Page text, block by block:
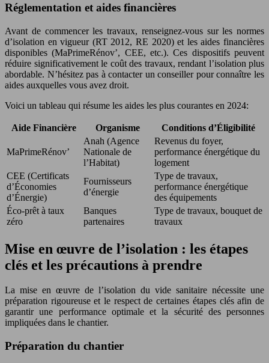
Réglementation et aides financières
Avant de commencer les travaux, renseignez-vous sur les normes
d’isolation en vigueur (RT 2012, RE 2020) et les aides financières
disponibles (MaPrimeRénov’, CEE, etc.). Ces dispositifs peuvent
réduire significativement le coût des travaux, rendant l’isolation plus
abordable. N’hésitez pas à contacter un conseiller pour connaître les
aides auxquelles vous avez droit.
Voici un tableau qui résume les aides les plus courantes en 2024:
Aide Financière Organisme Conditions d’Éligibilité
MaPrimeRénov’
Anah (Agence
Nationale de
l’Habitat)
Revenus du foyer,
performance énergétique du
logement
CEE (Certificats
d’Économies
d’Énergie)
Fournisseurs
d’énergie
Type de travaux,
performance énergétique
des équipements
Éco-prêt à taux
zéro
Banques
partenaires
Type de travaux, bouquet de
travaux
Mise en œuvre de l’isolation : les étapes
clés et les précautions à prendre
La mise en œuvre de l’isolation du vide sanitaire nécessite une
préparation rigoureuse et le respect de certaines étapes clés afin de
garantir une performance optimale et la sécurité des personnes
impliquées dans le chantier.
Préparation du chantier